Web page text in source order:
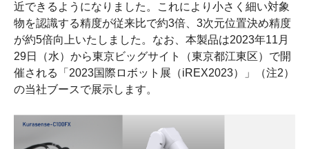
近できるようになりました。これにより小さく細い対象
物を認識する精度が従来比で約3倍、 3次元位置決め精度
が約5倍向上いたしました。なお、本製品は2023年11 月
29日（水）から東京ビッグサイト（東京都江東区）で開
催される「 2023国際ロボット展（iREX2023）」（注2）
の当社ブースで展示します。